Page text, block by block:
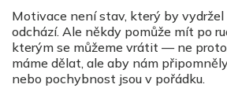
Motivace není stav, který by vydržel
odchází. Ale někdy pomůže mít po
kterým se můžeme vrátit — ne
máme dělat, ale aby nám
nebo pochybnost jsou v pořádku.